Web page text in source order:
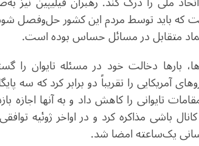
باید توسط مردم این کشور حل‌وفصل
متقابل در مسائل حساس بوده است.
بارها دخالت خود در مسئله تایوان
آمریکایی را تقریباً دو برابر کرد که سه
تایوانی را کاهش داد و به آنها اجازه
باشی مذاکره کرد و در اواخر ژوئیه
یک‌ساعته امضا شد.